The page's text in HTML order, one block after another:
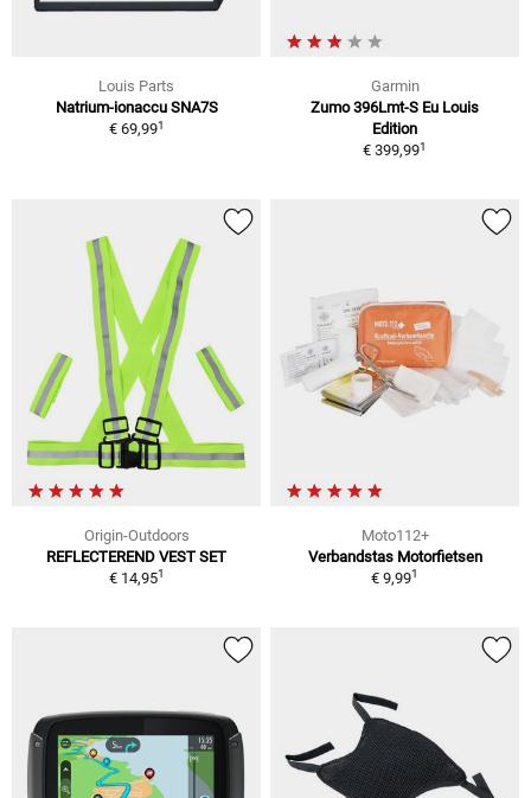
Louis Parts
Natrium-ionaccu SNA7S
€ 69,991
Garmin
Zumo 396Lmt-S Eu Louis
Edition
€ 399,991
Origin-Outdoors
REFLECTEREND VEST SET
€ 14,951
Moto112+
Verbandstas Motorfietsen
€ 9,991